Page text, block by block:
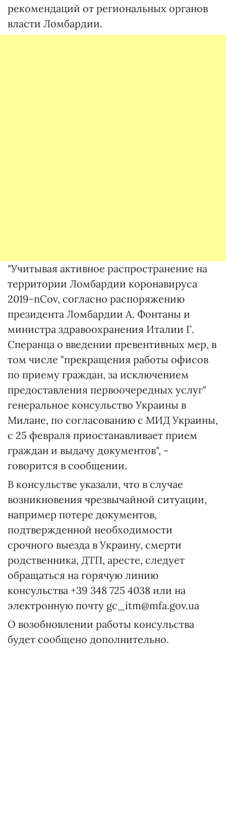
рекомендаций от региональных органов
власти Ломбардии.
"Учитывая активное распространение на
территории Ломбардии коронавируса
2019-nCov, согласно распоряжению
президента Ломбардии А. Фонтаны и
министра здравоохранения Италии Г.
Сперанца о введении превентивных мер, в
том числе "прекращения работы офисов
по приему граждан, за исключением
предоставления первоочередных услуг"
генеральное консульство Украины в
Милане, по согласованию с МИД Украины,
с 25 февраля приостанавливает прием
граждан и выдачу документов", -
говорится в сообщении.
В консульстве указали, что в случае
возникновения чрезвычайной ситуации,
например потере документов,
подтвержденной необходимости
срочного выезда в Украину, смерти
родственника, ДТП, аресте, следует
обращаться на горячую линию
консульства +39 348 725 4038 или на
электронную почту gc_itm@mfa.gov.ua
О возобновлении работы консульства
будет сообщено дополнительно.